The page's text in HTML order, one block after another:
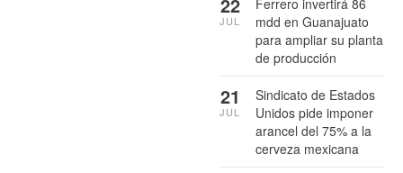
Ferrero invertirá 86
mdd en Guanajuato
para ampliar su planta
de producción
22
JUL
Sindicato de Estados
Unidos pide imponer
arancel del 75% a la
cerveza mexicana
21
JUL